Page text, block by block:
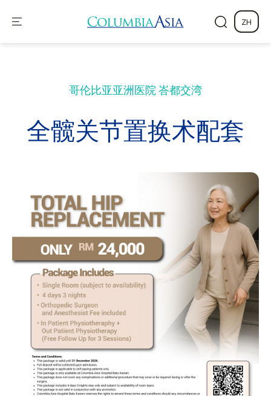
ZH
哥伦比亚亚洲医院峇都交湾
全髋关节置换术配套